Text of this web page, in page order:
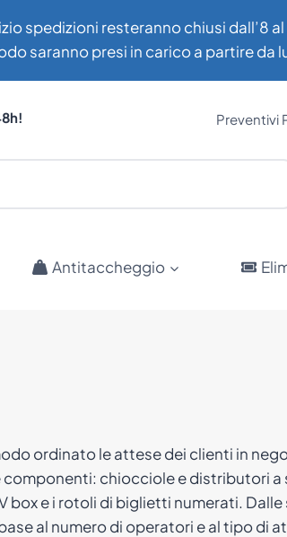
spedizioni resteranno chiusi dall’8
saranno presi in carico a partire da
Preventivi
Antitaccheggio
ordinato le attese dei clienti in
chiocciole e distributori
box e i rotoli di biglietti numerati.
al numero di operatori e al tipo di